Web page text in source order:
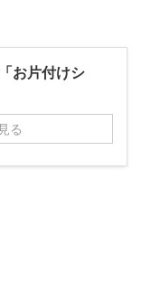
お片付けシ
る